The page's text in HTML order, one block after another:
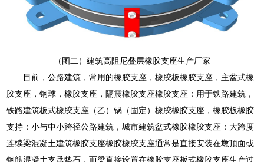
（图二）建筑高阻尼叠层橡胶支座生产厂家
目前，公路建筑，常用的橡胶支座，橡胶板橡胶支座，主盆式橡
胶支座，钢球，橡胶支座，隔震橡胶支座橡胶支座：用于铁路建筑，
铁路建筑板式橡胶支座（乙）锅（固定）橡胶橡胶支座，橡胶板橡胶
支持：小与中小跨径公路建筑，城市建筑盆式橡胶橡胶支座：大跨度
连续梁混凝土建筑橡胶支座橡胶橡胶支座通常是直接安装在墩顶面或
钢筋混凝土支承垫石，而梁直接设置在橡胶支座板式橡胶支座生产过